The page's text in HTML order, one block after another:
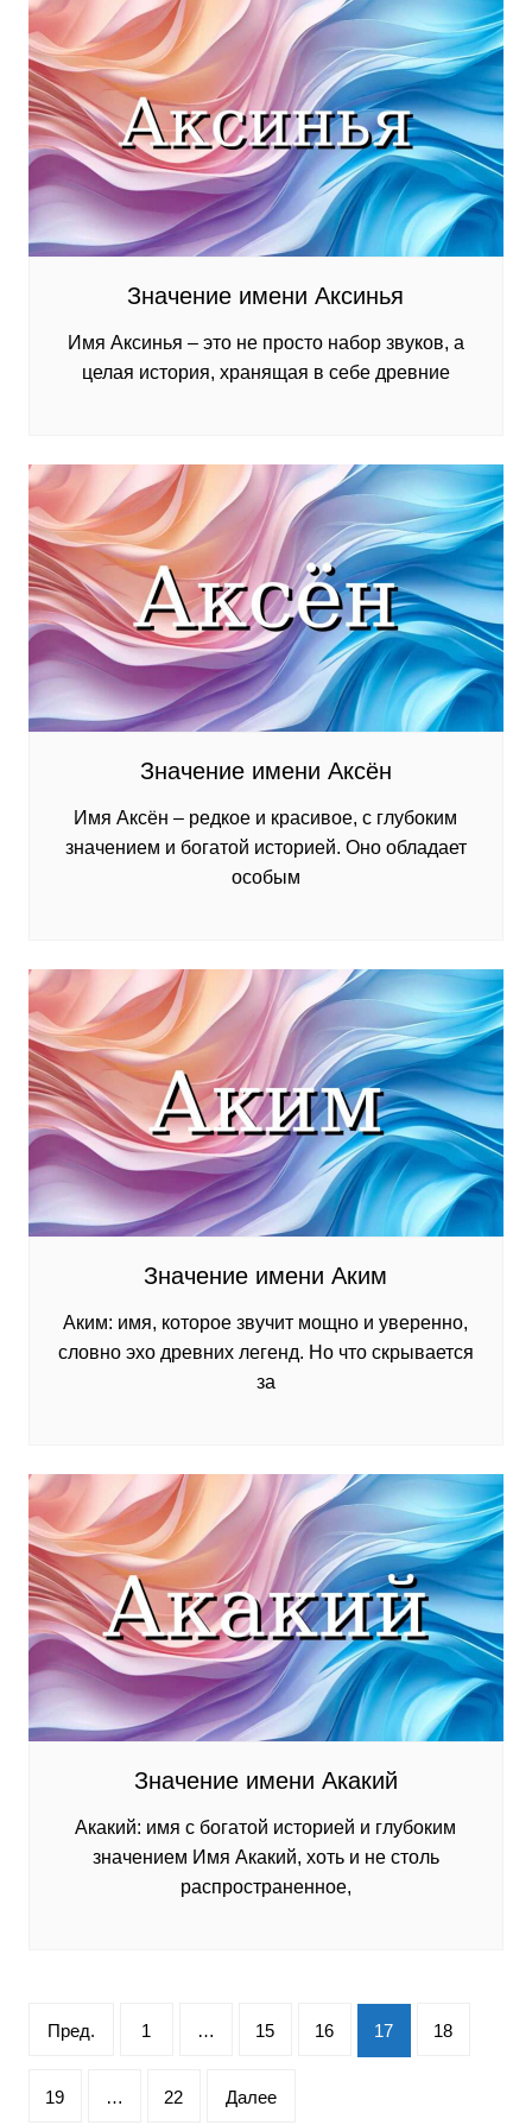
Значение имени Аксинья
Имя Аксинья – это не просто набор звуков, а
целая история, хранящая в себе древние
Значение имени Аксён
Имя Аксён – редкое и красивое, с глубоким
значением и богатой историей. Оно обладает
особым
Значение имени Аким
Аким: имя, которое звучит мощно и уверенно,
словно эхо древних легенд. Но что скрывается
за
Значение имени Акакий
Акакий: имя с богатой историей и глубоким
значением Имя Акакий, хоть и не столь
распространенное,
Пагинация
Пред. 1 … 15 16 17 18
19 … 22 Далее